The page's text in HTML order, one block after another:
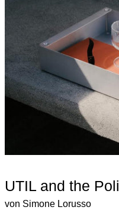
UTIL and the
von Simone Lorusso